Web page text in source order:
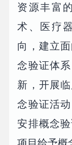
资源丰富
术、医疗
向，建立
念验证体
新，开展
念验证活
安排概念
项目给予概